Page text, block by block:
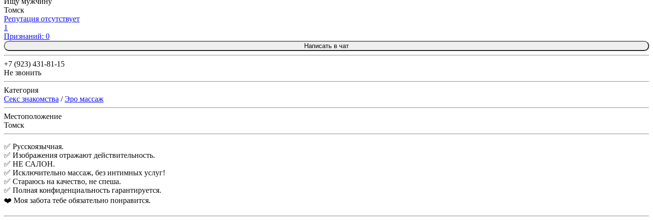
Томск
Репутация отсутствует
1
Признаний: 0
Написать в чат
+7 (923) 431-81-15
Не звонить
Категория
Секс знакомства /Эро массаж
Местоположение
Томск
✅ Русскоязычная.
✅ Изображения отражают действительность.
✅ НЕ САЛОН.
✅ Исключительно массаж, без интимных услуг!
✅ Стараюсь на качество, не спеша.
✅ Полная конфиденциальность гарантируется.
❤️ Моя забота тебе обязательно понравится.